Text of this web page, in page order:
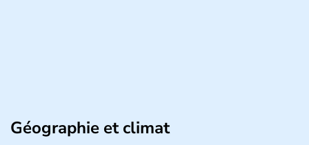
Géographie et climat